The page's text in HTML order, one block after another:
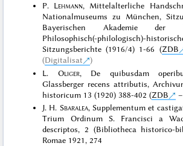
P. Lehmann, Mittelalterliche
Nationalmuseums zu München,
Bayerischen Akademie der
Philosophisch(-philologisch)-
Sitzungsberichte (1916/4) 1-66 (ZDB
(Digitalisat
)
L. Oliger, De quibusdam
Glassberger recens attributis,
historicum 13 (1920) 388-402 (ZDB –
J. H. Sbaralea, Supplementum et
Trium Ordinum S. Francisci a
descriptos, 2 (Bibliotheca historico-
Romae 1921, 274